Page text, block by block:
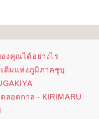
งคุณได้อย่างไร
ดิมแห่งภูมิภาคชูบุ
อดกาล - KIRIMARU